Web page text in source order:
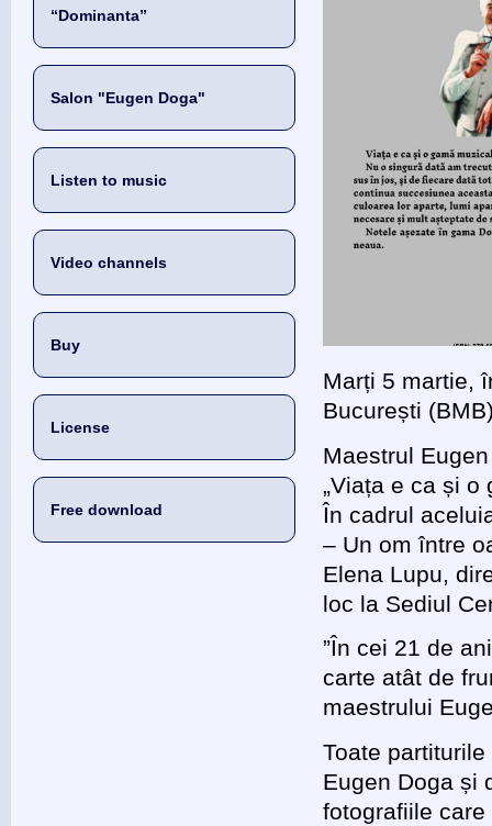
“Dominanta”
Salon "Eugen Doga"
Listen to music
Video channels
Buy
License
Free download
Marți 5 martie,
București
Maestrul
„Viața e ca și o
În cadrul
– Un om între
Elena Lupu,
loc la Sediul
”În cei 21 de
carte atât de
maestrului
Toate
Eugen Doga și
fotografiile